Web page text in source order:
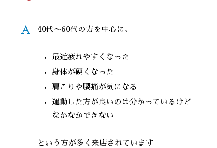
A 40代〜60代の方を中心に、
最近疲れやすくなった
身体が硬くなった
肩こりや腰痛が気になる
運動した方が良いのは分かっているけど
なかなかできない
という方が多く来店されています